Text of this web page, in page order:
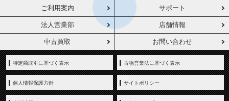
ご利用案内 サポート
法人営業部 店舗情報
中古買取 お問い合わせ
特定商取引に基づく表示 古物営業法に基づく表示
個人情報保護方針 サイトポリシー